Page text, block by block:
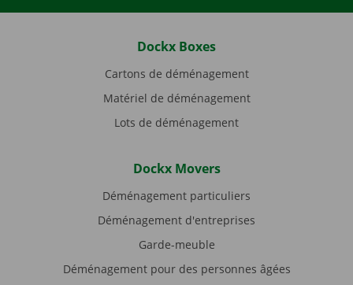
Dockx Boxes
Cartons de déménagement
Matériel de déménagement
Lots de déménagement
Dockx Movers
Déménagement particuliers
Déménagement d'entreprises
Garde-meuble
Déménagement pour des personnes âgées